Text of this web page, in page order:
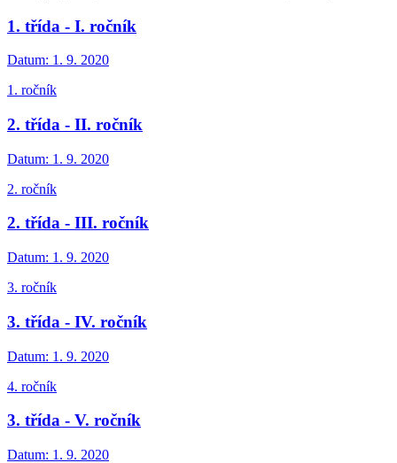
1. třída - I. ročník
Datum: 1. 9. 2020
1. ročník
2. třída - II. ročník
Datum: 1. 9. 2020
2. ročník
2. třída - III. ročník
Datum: 1. 9. 2020
3. ročník
3. třída - IV. ročník
Datum: 1. 9. 2020
4. ročník
3. třída - V. ročník
Datum: 1. 9. 2020